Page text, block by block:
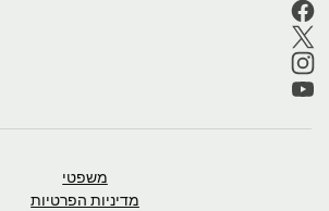
משפטי
מדיניות הפרטיות